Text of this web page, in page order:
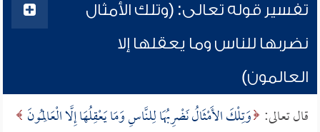
تفسير قوله تعالى: (وتلك الأمثال
نضربها للناس وما يعقلها إلا
العالمون)
قال تعالى: وَتِلْكَ الأَمْثَالُ نَضْرِبُهَا لِلنَّاسِ وَمَا يَعْقِلُهَا إِلَّا الْعَالِمُونَ